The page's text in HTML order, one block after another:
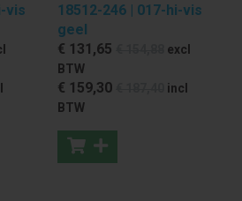
vis
18512-246 | 017-hi-vis
geel
€ 131 ,65
excl
BTW
€ 159,30
incl
BTW